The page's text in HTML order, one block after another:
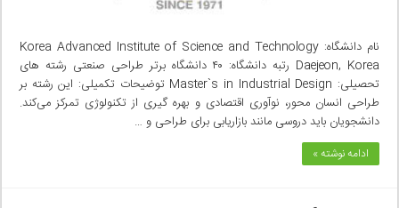
نام دانشگاه: Korea Advanced Institute of Science and Technology
Daejeon, Korea رتبه دانشگاه: ۴۰ دانشگاه برتر طراحی صنعتی رشته های
تحصیلی: Master`s in Industrial Design توضیحات تکمیلی: این رشته بر
طراحی‌ انسان محور، نوآوری اقتصادی و بهره گیری از تکنولوژی تمرکز می‌کند.
دانشجویان باید دروسی مانند بازاریابی برای طراحی‌ و …
ادامه نوشته »